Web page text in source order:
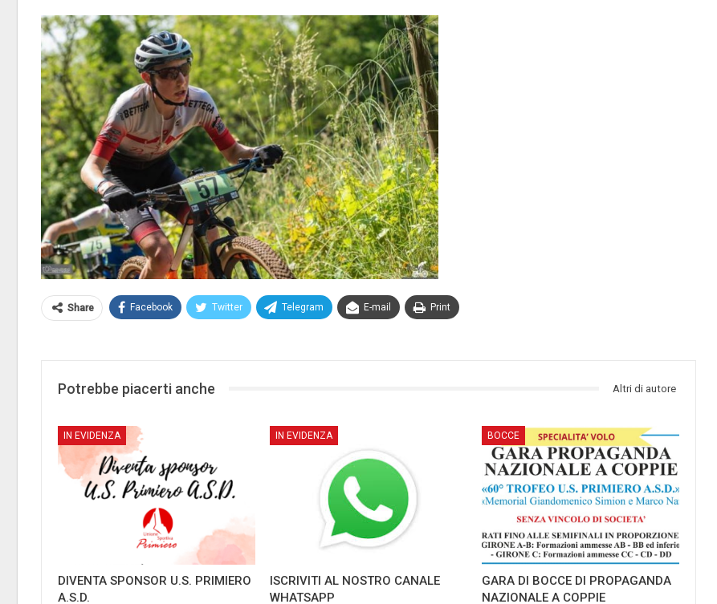
Share Facebook Twitter Telegram E-mail Print
Potrebbe piacerti anche Altri di autore
IN EVIDENZA
DIVENTA SPONSOR U.S. PRIMIERO
A.S.D.
IN EVIDENZA
ISCRIVITI AL NOSTRO CANALE
WHATSAPP
BOCCE
GARA DI BOCCE DI PROPAGANDA
NAZIONALE A COPPIE